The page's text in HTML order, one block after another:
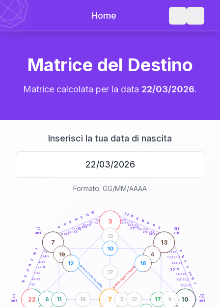
Home
Matrice del Destino
Matrice calcolata per la data 22/03/2026.
Inserisci la tua data di nascita
Formato: GG/MM/AAAA
generazione maschile generazione femminile
0
anni
10
anni
30
anni
40
anni
1-2,5
2,5-3,5
3,5-4
6-7,5
7,5-8,5
8,5-9
11-12,5
12,5-13,5
13,5-14
16-17,5
17,5-18,5
18,5-19
21-22,5
22,5-23,5
23,5-24
26-27,5
27,5-28,5
28,5-29
31-32,5
32,5-33,5
33,5-34
36-37,5
37,5-38,5
38,5-39
10
6
17
11
11
18
7
6
17
9
10
5
13
16 22 19
8
16
9
11
6
4
18
5
5
20
15
7
22
3
10
7
7 13
17
6
13
9
11
10
5 12
18
17
19
12
4
18
5anni
15 anni 25anni
35anni